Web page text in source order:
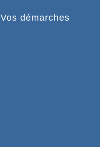
Vos démarches